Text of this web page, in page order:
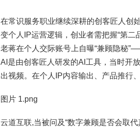
在常识服务职业继续深耕的创客匠人创
变个人IP运营逻辑，创业者需把握“第二
老蒋在个人交际账号上自曝“兼顾隐秘
AI是由创客匠人研发的AI工具，当时开
出视频。在个人IP内容输出、产品推行
图片 1.png
云道互联,当被问及“数字兼顾是否会取